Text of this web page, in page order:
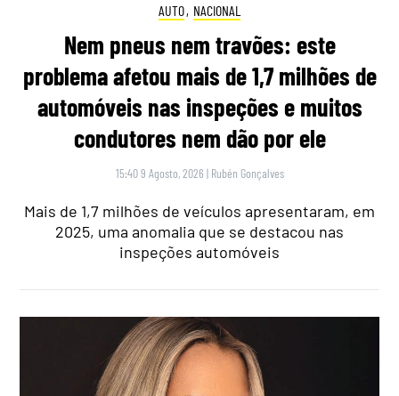
AUTO, NACIONAL
Nem pneus nem travões: este
problema afetou mais de 1,7 milhões de
automóveis nas inspeções e muitos
condutores nem dão por ele
15:40 9 Agosto, 2026 | Rubén Gonçalves
Mais de 1,7 milhões de veículos apresentaram, em
2025, uma anomalia que se destacou nas
inspeções automóveis